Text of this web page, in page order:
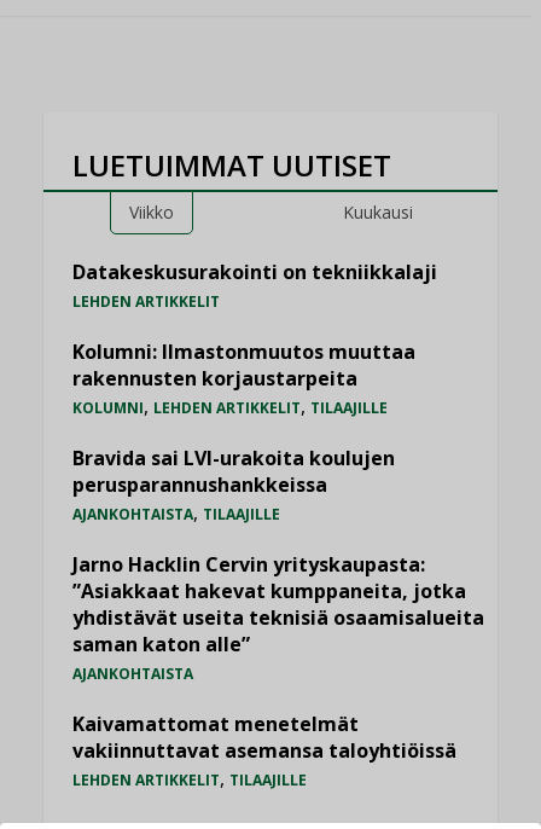
LUETUIMMAT UUTISET
Viikko Kuukausi
Datakeskusurakointi on tekniikkalaji
LEHDEN ARTIKKELIT
Kolumni: Ilmastonmuutos muuttaa
rakennusten korjaustarpeita
KOLUMNI, LEHDEN ARTIKKELIT, TILAAJILLE
Bravida sai LVI-urakoita koulujen
perusparannushankkeissa
AJANKOHTAISTA, TILAAJILLE
Jarno Hacklin Cervin yrityskaupasta:
”Asiakkaat hakevat kumppaneita, jotka
yhdistävät useita teknisiä osaamisalueita
saman katon alle”
AJANKOHTAISTA
Kaivamattomat menetelmät
vakiinnuttavat asemansa taloyhtiöissä
LEHDEN ARTIKKELIT, TILAAJILLE